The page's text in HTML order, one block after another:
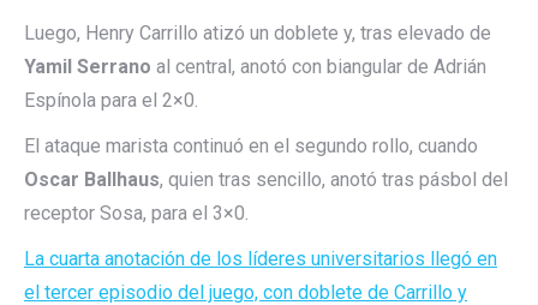
Luego, Henry Carrillo atizó un doblete y, tras elevado de
Yamil Serrano al central, anotó con biangular de Adrián
Espínola para el 2×0.
El ataque marista continuó en el segundo rollo, cuando
Oscar Ballhaus, quien tras sencillo, anotó tras pásbol del
receptor Sosa, para el 3×0.
La cuarta anotación de los líderes universitarios llegó en
el tercer episodio del juego, con doblete de Carrillo y